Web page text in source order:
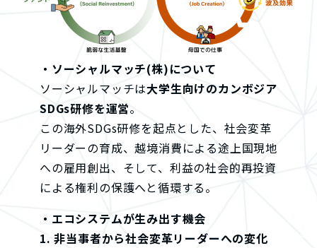
・ソーシャルマッチ(株)について
ソーシャルマッチは大学生向けのカンボジア
SDGs研修を運営。
この海外SDGs研修を起点とした、社会変革
リーダーの育成、越境消費による途上国現地
への雇用創出、そして、利益の社会的再投資
による権利の保護へと循環する。
・エコシステムが生み出す機会
1. 非当事者から社会変革リーダーへの変化